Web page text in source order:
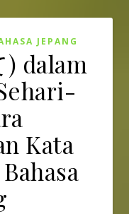
JEPANG
) dalam
Kata